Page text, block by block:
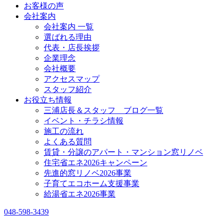
お客様の声
会社案内
会社案内 一覧
選ばれる理由
代表・店長挨拶
企業理念
会社概要
アクセスマップ
スタッフ紹介
お役立ち情報
三浦店長＆スタッフ ブログ一覧
イベント・チラシ情報
施工の流れ
よくある質問
賃貸・分譲のアパート・マンション窓リノベ
住宅省エネ2026キャンペーン
先進的窓リノベ2026事業
子育てエコホーム支援事業
給湯省エネ2026事業
048-598-3439